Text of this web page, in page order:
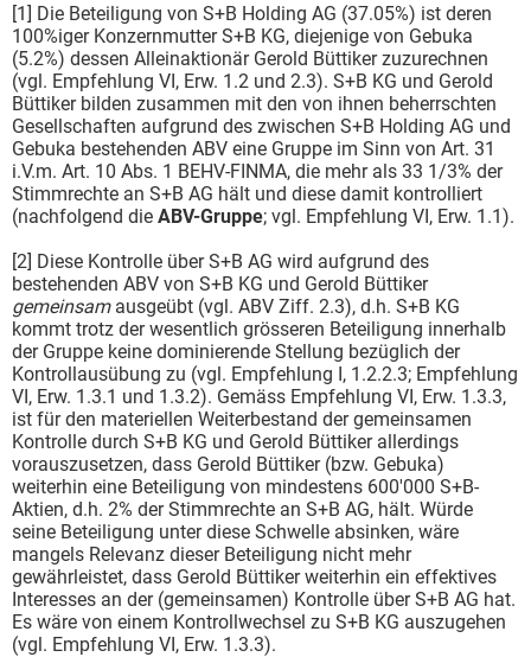
[1] Die Beteiligung von S+B Holding AG (37.05%) ist deren
100%iger Konzernmutter S+B KG, diejenige von Gebuka
(5.2%) dessen Alleinaktionär Gerold Büttiker zuzurechnen
(vgl. Empfehlung VI, Erw. 1.2 und 2.3). S+B KG und Gerold
Büttiker bilden zusammen mit den von ihnen beherrschten
Gesellschaften aufgrund des zwischen S+B Holding AG und
Gebuka bestehenden ABV eine Gruppe im Sinn von Art. 31
i.V.m. Art. 10 Abs. 1 BEHV-FINMA, die mehr als 33 1/3% der
Stimmrechte an S+B AG hält und diese damit kontrolliert
(nachfolgend die ABV-Gruppe; vgl. Empfehlung VI, Erw. 1.1).
[2] Diese Kontrolle über S+B AG wird aufgrund des
bestehenden ABV von S+B KG und Gerold Büttiker
gemeinsam ausgeübt (vgl. ABV Ziff. 2.3), d.h. S+B KG
kommt trotz der wesentlich grösseren Beteiligung innerhalb
der Gruppe keine dominierende Stellung bezüglich der
Kontrollausübung zu (vgl. Empfehlung I, 1.2.2.3; Empfehlung
VI, Erw. 1.3.1 und 1.3.2). Gemäss Empfehlung VI, Erw. 1.3.3,
ist für den materiellen Weiterbestand der gemeinsamen
Kontrolle durch S+B KG und Gerold Büttiker allerdings
vorauszusetzen, dass Gerold Büttiker (bzw. Gebuka)
weiterhin eine Beteiligung von mindestens 600'000 S+B-
Aktien, d.h. 2% der Stimmrechte an S+B AG, hält. Würde
seine Beteiligung unter diese Schwelle absinken, wäre
mangels Relevanz dieser Beteiligung nicht mehr
gewährleistet, dass Gerold Büttiker weiterhin ein effektives
Interesses an der (gemeinsamen) Kontrolle über S+B AG hat.
Es wäre von einem Kontrollwechsel zu S+B KG auszugehen
(vgl. Empfehlung VI, Erw. 1.3.3).